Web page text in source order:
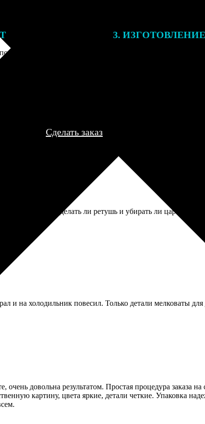
заказа к печати
могут связаться с Вами
телефону или email для
деталей.
3. ИЗГОТОВЛЕНИЕ
Оплатите заказ
оплаты получите
описанием заказа. Когда
Сделать заказ
уточнил, делать ли ретушь и убирать ли царапины.
и на холодильник повесил. Только детали мелковаты для
очень довольна результатом. Простая процедура заказа
картину, цвета яркие, детали четкие. Упаковка